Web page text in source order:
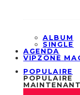
ALBUM
SINGLE
AGENDA
VIPZONE
POPULAIRE
POPULAIRE
MAINTENANT